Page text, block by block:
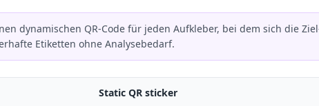
dynamischen QR-Code für jeden Aufkleber, bei dem sich die
Etiketten ohne Analysebedarf.
Static QR sticker